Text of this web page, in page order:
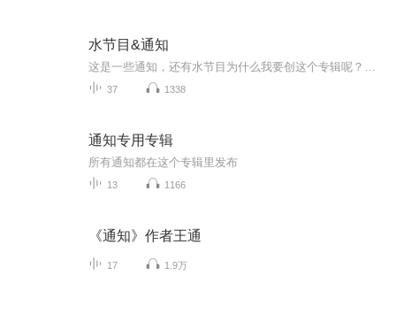
水节目&通知
37 1338
通知专用专辑
所有通知都在这个专辑里发布
13 1166
《通知》作者王通
17 1.9万